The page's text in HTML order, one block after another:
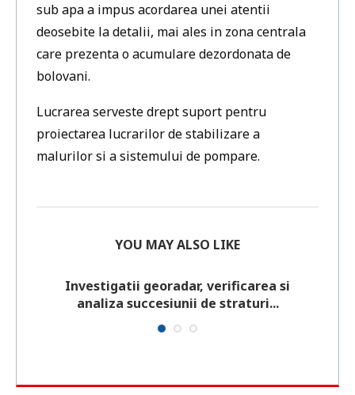
sub apa a impus acordarea unei atentii
deosebite la detalii, mai ales in zona centrala
care prezenta o acumulare dezordonata de
bolovani.
Lucrarea serveste drept suport pentru
proiectarea lucrarilor de stabilizare a
malurilor si a sistemului de pompare.
YOU MAY ALSO LIKE
Investigatii georadar, verificarea si
analiza succesiunii de straturi...